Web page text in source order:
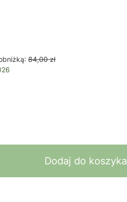
84,00 zł
Dodaj do koszyka